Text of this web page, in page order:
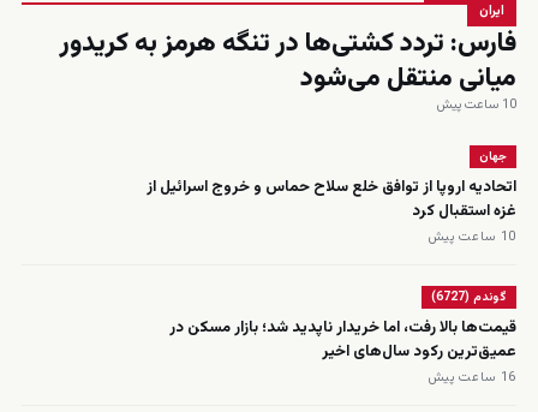
ایران
فارس: تردد کشتی‌ها در تنگه هرمز به کریدور
میانی منتقل می‌شود
10 ساعت پیش
جهان
اتحادیه اروپا از توافق خلع سلاح حماس و خروج اسرائیل از
غزه استقبال کرد
10 ساعت پیش
گوندم (6727)
قیمت‌ها بالا رفت، اما خریدار ناپدید شد؛ بازار مسکن در
عمیق‌ترین رکود سال‌های اخیر
16 ساعت پیش